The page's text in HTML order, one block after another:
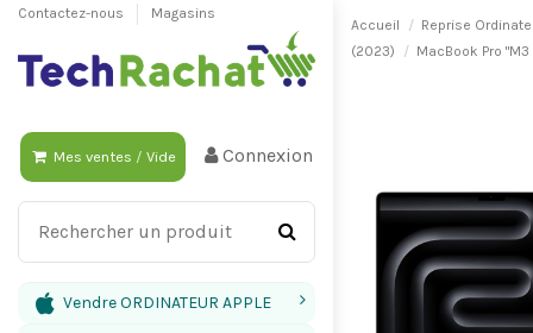
Contactez-nous Magasins
Mes ventes / Vide Connexion
Vendre ORDINATEUR APPLE
Accueil
Reprise
(2023)
MacBook Pro